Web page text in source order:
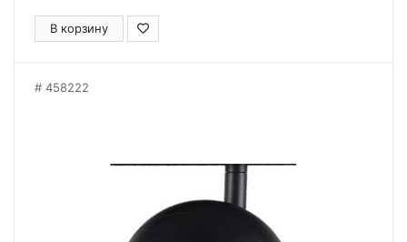
В корзину
458222